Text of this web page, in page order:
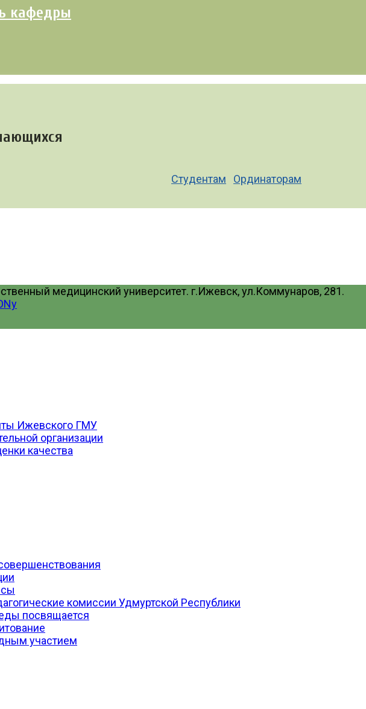
кафедры
Студентам Ординаторам
медицинский университет. г.Ижевск, ул.Коммунаров, 281.
Ижевского ГМУ
организации
качества
комиссии Удмуртской Республики
посвящается
участием